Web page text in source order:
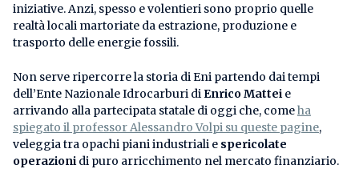
iniziative. Anzi, spesso e volentieri sono proprio quelle
realtà locali martoriate da estrazione, produzione e
trasporto delle energie fossili.
Non serve ripercorre la storia di Eni partendo dai tempi
dell’Ente Nazionale Idrocarburi diEnrico Mattei e
arrivando alla partecipata statale di oggi che, comeha
spiegato il professor Alessandro Volpi su queste pagine,
veleggia tra opachi piani industriali e spericolate
operazioni di puro arricchimento nel mercato finanziario.